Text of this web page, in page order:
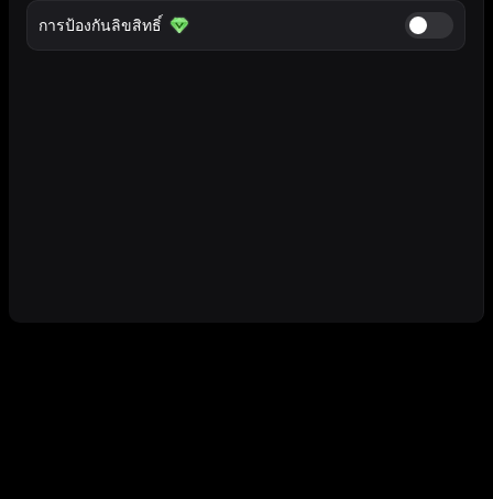
การป้องกันลิขสิทธิ์ การป้องกั